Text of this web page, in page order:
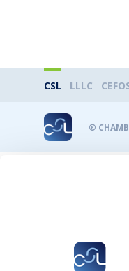
CSL LLLC
®